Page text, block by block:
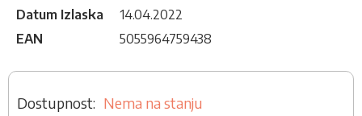
Datum Izlaska
14.04.2022
EAN
5055964759438
Nema na stanju